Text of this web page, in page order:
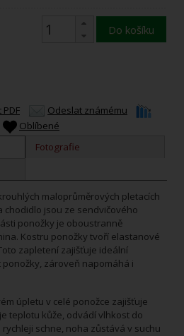
Do košíku
Odeslat známému
Oblíbené
Fotografie
maloprůměrových pletacích
chodidlo jsou ze sendvičového
ponožky je oboustranně
Kostru ponožky tvoří elastanové
zapletení zajišťuje ideální
zároveň napomáhá i
úpletu v celé ponožce zajišťuje
teplotu kůže, odvádí vlhkost do
schne, noha zůstává v suchu